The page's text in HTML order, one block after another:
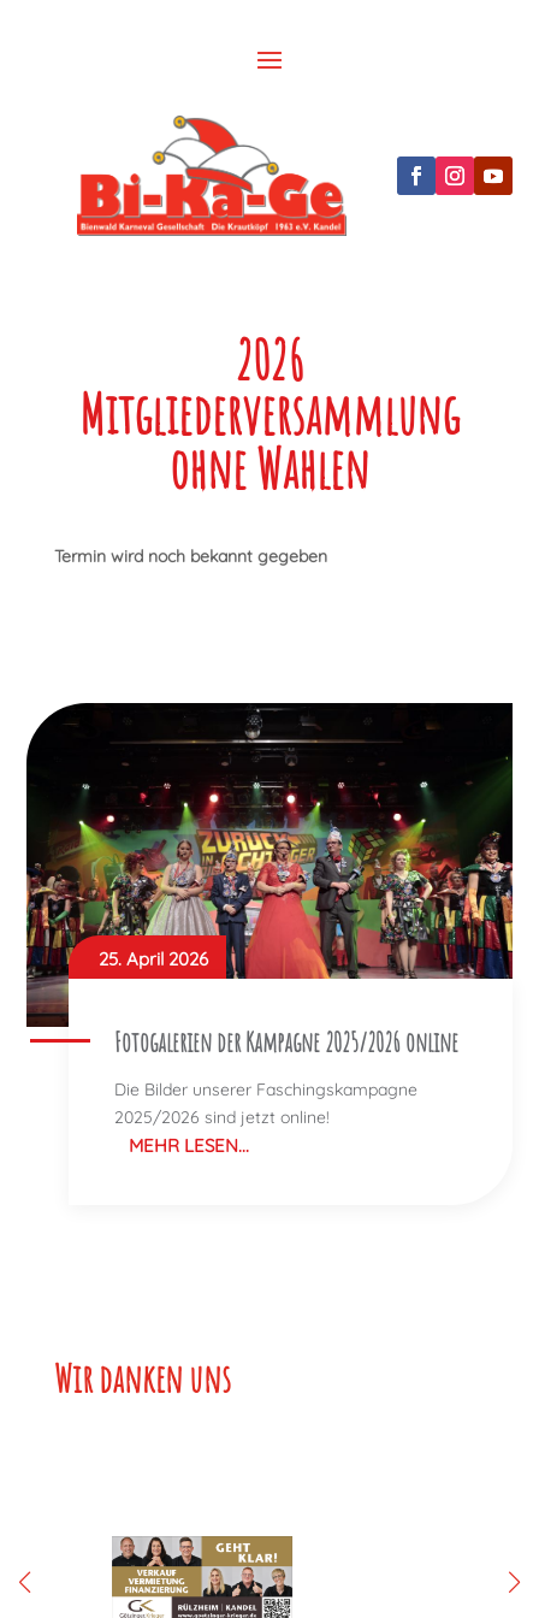
2026
Mitgliederversammlung
ohne Wahlen
Termin wird noch bekannt gegeben
25. April 2026
Fotogalerien der Kampagne 2025/2026 online
Die Bilder unserer Faschingskampagne
2025/2026 sind jetzt online!
MEHR LESEN...
Wir danken unse